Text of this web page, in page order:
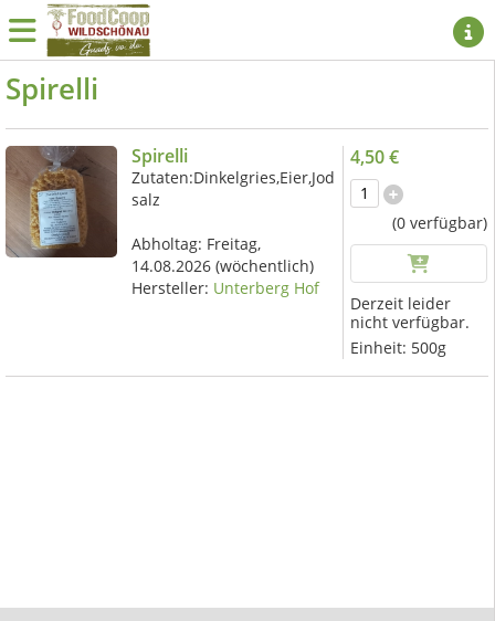
Spirelli
Spirelli
Zutaten:Dinkelgries,Eier,Jod
salz
Abholtag: Freitag,
14.08.2026(wöchentlich)
Hersteller: Unterberg Hof
4,50 €
(0 verfügbar)
Derzeit leider
nicht verfügbar.
Einheit: 500g